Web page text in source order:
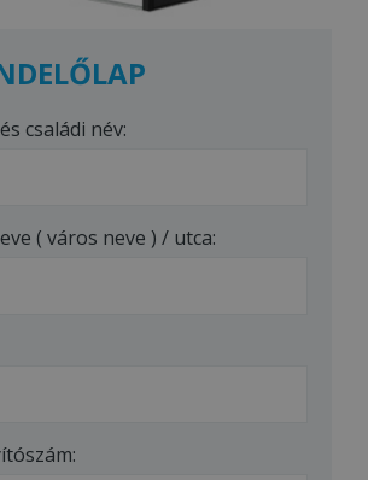
családi név:
( város neve ) / utca: